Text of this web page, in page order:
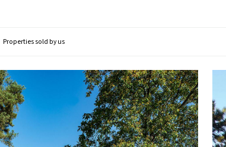
Properties sold by us